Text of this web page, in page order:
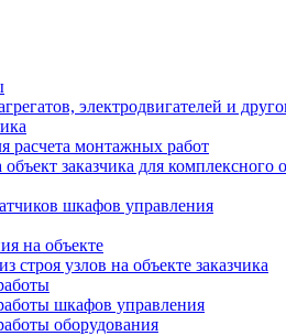
электродвигателей и
расчета монтажных работ
заказчика для комплексного
шкафов управления
на объекте
строя узлов на объекте заказчика
шкафов управления
оборудования